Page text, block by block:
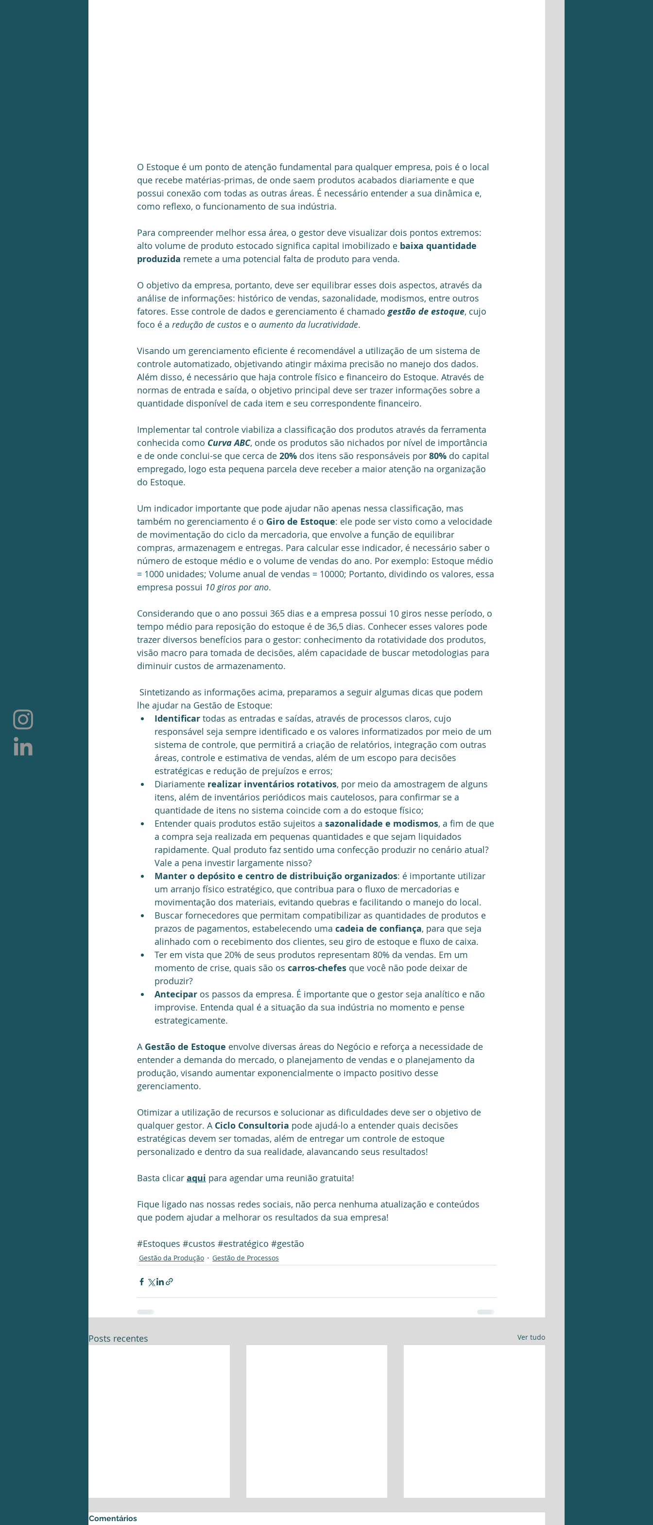
O Estoque é um ponto de atenção fundamental para qualquer empresa, pois é o local
que recebe matérias-primas, de onde saem produtos acabados diariamente e que
possui conexão com todas as outras áreas. É necessário entender a sua dinâmica e,
como reflexo, o funcionamento de sua indústria.
Para compreender melhor essa área, o gestor deve visualizar dois pontos extremos:
alto volume de produto estocado significa capital imobilizado e baixa quantidade
produzida remete a uma potencial falta de produto para venda.
O objetivo da empresa, portanto, deve ser equilibrar esses dois aspectos, através da
análise de informações: histórico de vendas, sazonalidade, modismos, entre outros
fatores. Esse controle de dados e gerenciamento é chamado gestão de estoque, cujo
foco é a redução de custos e o aumento da lucratividade.
Visando um gerenciamento eficiente é recomendável a utilização de um sistema de
controle automatizado, objetivando atingir máxima precisão no manejo dos dados.
Além disso, é necessário que haja controle físico e financeiro do Estoque. Através de
normas de entrada e saída, o objetivo principal deve ser trazer informações sobre a
quantidade disponível de cada item e seu correspondente financeiro.
Implementar tal controle viabiliza a classificação dos produtos através da ferramenta
conhecida como Curva ABC, onde os produtos são nichados por nível de importância
e de onde conclui-se que cerca de 20% dos itens são responsáveis por 80% do capital
empregado, logo esta pequena parcela deve receber a maior atenção na organização
do Estoque.
Um indicador importante que pode ajudar não apenas nessa classificação, mas
também no gerenciamento é o Giro de Estoque: ele pode ser visto como a velocidade
de movimentação do ciclo da mercadoria, que envolve a função de equilibrar
compras, armazenagem e entregas. Para calcular esse indicador, é necessário saber o
número de estoque médio e o volume de vendas do ano. Por exemplo: Estoque médio
= 1000 unidades; Volume anual de vendas = 10000; Portanto, dividindo os valores, essa
empresa possui 10 giros por ano.
Considerando que o ano possui 365 dias e a empresa possui 10 giros nesse período, o
tempo médio para reposição do estoque é de 36,5 dias. Conhecer esses valores pode
trazer diversos benefícios para o gestor: conhecimento da rotatividade dos produtos,
visão macro para tomada de decisões, além capacidade de buscar metodologias para
diminuir custos de armazenamento.
lhe ajudar na Gestão de Estoque:
Identificar todas as entradas e saídas, através de processos claros, cujo
responsável seja sempre identificado e os valores informatizados por meio de um
sistema de controle, que permitirá a criação de relatórios, integração com outras
áreas, controle e estimativa de vendas, além de um escopo para decisões
estratégicas e redução de prejuízos e erros;
Diariamente realizar inventários rotativos, por meio da amostragem de alguns
itens, além de inventários periódicos mais cautelosos, para confirmar se a
quantidade de itens no sistema coincide com a do estoque físico;
Entender quais produtos estão sujeitos a sazonalidade e modismos, a fim de que
a compra seja realizada em pequenas quantidades e que sejam liquidados
rapidamente. Qual produto faz sentido uma confecção produzir no cenário atual?
Vale a pena investir largamente nisso?
Manter o depósito e centro de distribuição organizados: é importante utilizar
um arranjo físico estratégico, que contribua para o fluxo de mercadorias e
movimentação dos materiais, evitando quebras e facilitando o manejo do local.
Buscar fornecedores que permitam compatibilizar as quantidades de produtos e
prazos de pagamentos, estabelecendo uma cadeia de confiança, para que seja
alinhado com o recebimento dos clientes, seu giro de estoque e fluxo de caixa.
Ter em vista que 20% de seus produtos representam 80% da vendas. Em um
momento de crise, quais são os carros-chefes que você não pode deixar de
produzir?
Antecipar os passos da empresa. É importante que o gestor seja analítico e não
improvise. Entenda qual é a situação da sua indústria no momento e pense
estrategicamente.
A Gestão de Estoque envolve diversas áreas do Negócio e reforça a necessidade de
entender a demanda do mercado, o planejamento de vendas e o planejamento da
produção, visando aumentar exponencialmente o impacto positivo desse
gerenciamento.
Otimizar a utilização de recursos e solucionar as dificuldades deve ser o objetivo de
qualquer gestor. A Ciclo Consultoria pode ajudá-lo a entender quais decisões
estratégicas devem ser tomadas, além de entregar um controle de estoque
personalizado e dentro da sua realidade, alavancando seus resultados!
Basta clicar aqui para agendar uma reunião gratuita!
Fique ligado nas nossas redes sociais, não perca nenhuma atualização e conteúdos
que podem ajudar a melhorar os resultados da sua empresa!
#Estoques #custos #estratégico #gestão
Gestão da Produção Gestão de Processos
Posts recentes Ver tudo
Comentários